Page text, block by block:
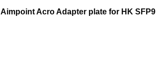
Aimpoint Acro Adapter plate for HK SFP9